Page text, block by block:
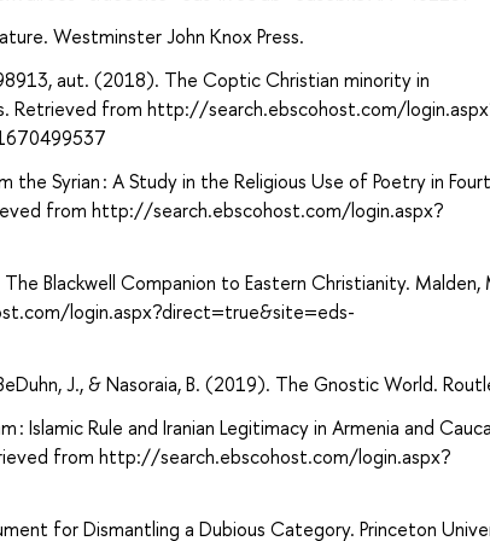
Westminster John Knox Press.
aut. (2018). The Coptic Christian minority in
Retrieved from http://search.ebscohost.com/
the Syrian : A Study in the Religious Use of Poetry in
from http://search.ebscohost.com/login.aspx?
Blackwell Companion to Eastern Christianity. Malden,
login.aspx?direct=true&site=eds-
J., & Nasoraia, B. (2019). The Gnostic World.
Islamic Rule and Iranian Legitimacy in Armenia and
from http://search.ebscohost.com/login.aspx?
for Dismantling a Dubious Category. Princeton